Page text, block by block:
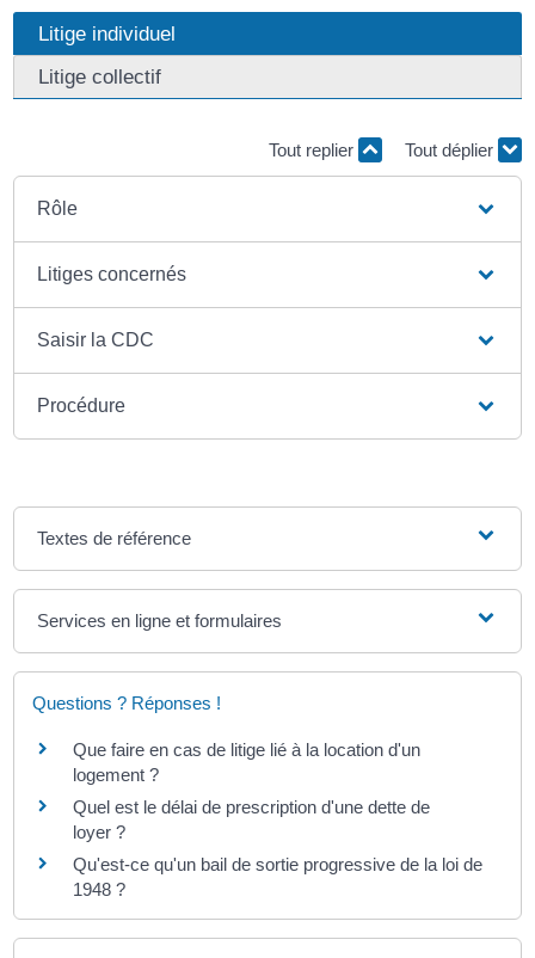
Litige individuel
Litige collectif
Tout replier Tout déplier
Rôle
Litiges concernés
Saisir la CDC
Procédure
Textes de référence
Services en ligne et formulaires
Questions ? Réponses !
Que faire en cas de litige lié à la location d'un
logement ?
Quel est le délai de prescription d'une dette de
loyer ?
Qu'est-ce qu'un bail de sortie progressive de la loi de
1948 ?